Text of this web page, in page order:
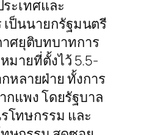
ะเทศและ
ป็นนายกรัฐมนตรี
ศยุติบทบาทการ
มายที่ตั้งไว้ 5.5-
หลายฝ่าย ทั้งการ
แพง โดยรัฐบาล
โทษกรรม และ